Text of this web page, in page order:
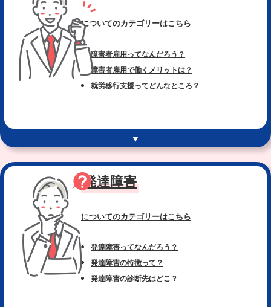
についてのカテゴリーはこちら
障害者雇用ってなんだろう？
障害者雇用で働くメリットは？
就労移行支援ってどんなところ？
▼
発達障害
についてのカテゴリーはこちら
発達障害ってなんだろう？
発達障害の特徴って？
発達障害の診断先はどこ？